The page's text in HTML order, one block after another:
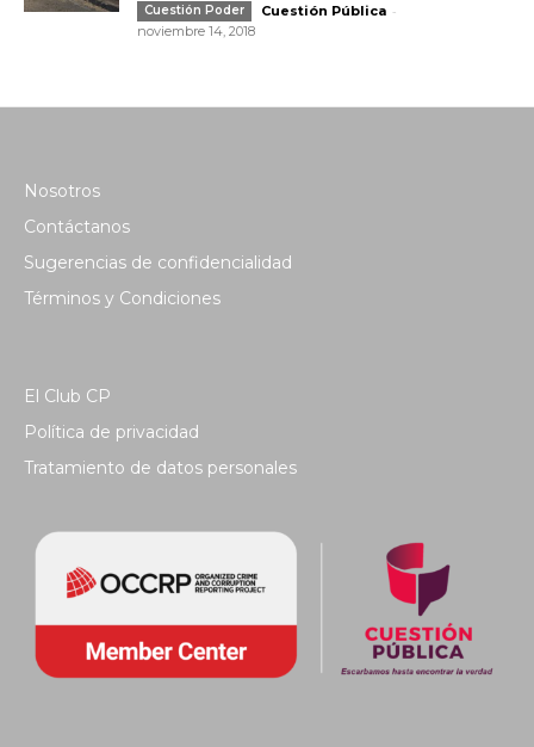
Cuestión Poder Cuestión Pública -
noviembre 14, 2018
Nosotros
Contáctanos
Sugerencias de confidencialidad
Términos y Condiciones
El Club CP
Política de privacidad
Tratamiento de datos personales